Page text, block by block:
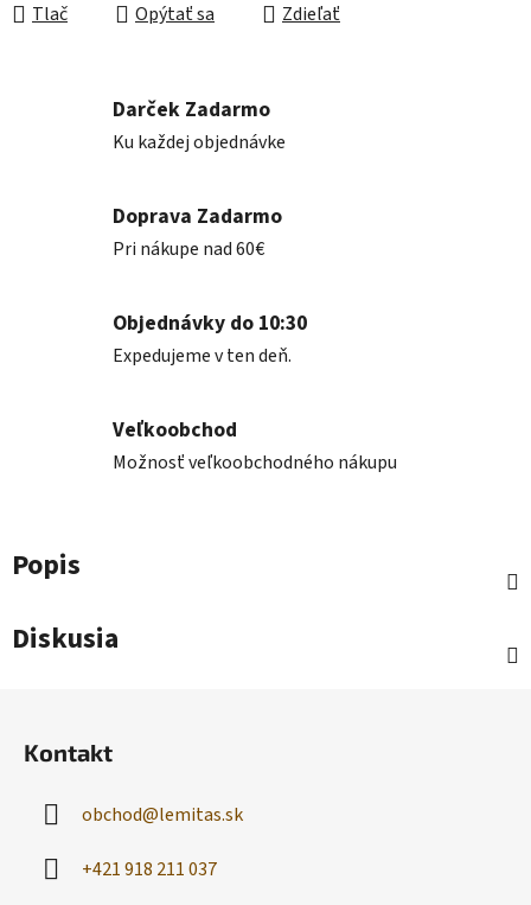
Tlač Opýtať sa Zdieľať
Darček Zadarmo
Ku každej objednávke
Doprava Zadarmo
Pri nákupe nad 60€
Objednávky do 10:30
Expedujeme v ten deň.
Veľkoobchod
Možnosť veľkoobchodného nákupu
Popis
Diskusia
Kontakt
obchod@lemitas.sk
+421 918 211 037